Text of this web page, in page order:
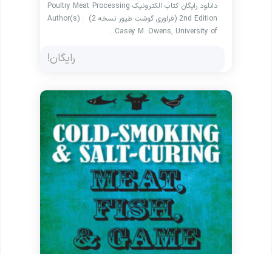
دانلود رایگان کتاب الکترونیک Poultry Meat Processing
2nd Edition (فراوری گوشت طیور نسخه 2) : Author(s)
Casey M. Owens, University of…
رایگان!